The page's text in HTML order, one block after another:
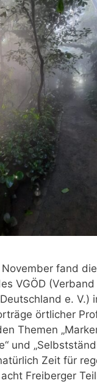
fand die
VGÖD
e. V.)
örtlicher
Themen
und
Zeit für
Freiberger